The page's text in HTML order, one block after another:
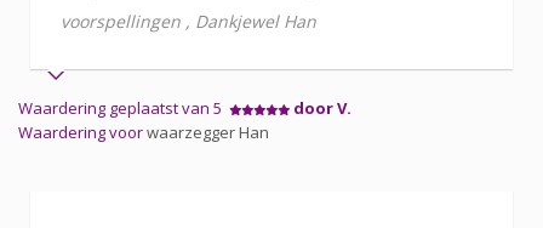
voorspellingen , Dankjewel Han
Waardering geplaatst van 5
door V.
Waardering voorwaarzegger Han